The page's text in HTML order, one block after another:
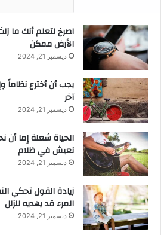
‫اصرخ لتعلم أنك ما
الأرض ممكن
ديسمبر 21, 2024
يجب أن أخترع نظاماً
آخر
ديسمبر 21, 2024
الحياة شعلة إما أن
نعيش في ظلام
ديسمبر 21, 2024
زيادة القول تحكي
المرء قد يهديه للزلل
ديسمبر 21, 2024